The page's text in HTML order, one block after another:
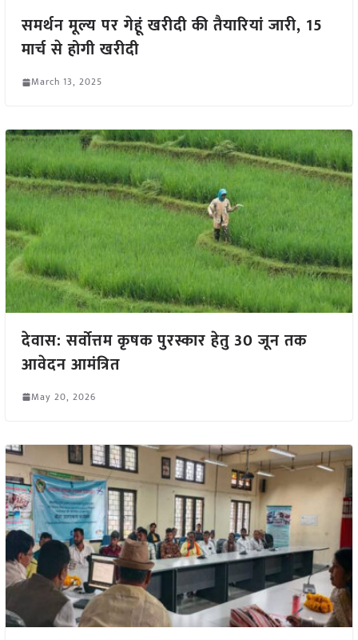
समर्थन मूल्य पर गेहूं खरीदी की तैयारियां जारी, 15
मार्च से होगी खरीदी
March 13, 2025
देवास: सर्वोत्तम कृषक पुरस्कार हेतु 30 जून तक
आवेदन आमंत्रित
May 20, 2026